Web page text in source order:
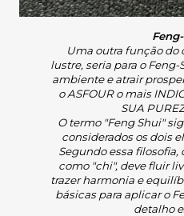
Uma outra função do
lustre, seria para o
ambiente e atrair
o ASFOUR o mais
SUA
O termo "Feng Shui"
considerados os dois
Segundo essa
como "chi", deve fluir
trazer harmonia e
básicas para aplicar o
detalho